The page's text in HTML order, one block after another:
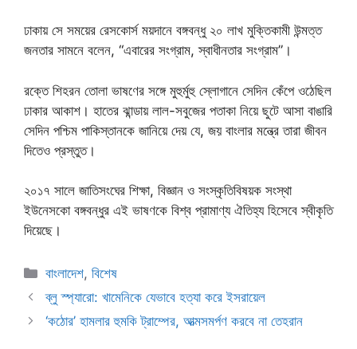
ঢাকায় সে সময়ের রেসকোর্স ময়দানে বঙ্গবন্ধু ২০ লাখ মুক্তিকামী উন্মত্ত
জনতার সামনে বলেন, “এবারের সংগ্রাম, স্বাধীনতার সংগ্রাম”।
রক্তে শিহরন তোলা ভাষণের সঙ্গে মুহুর্মুহু স্লোগানে সেদিন কেঁপে ওঠেছিল
ঢাকার আকাশ। হাতের ঝান্ডায় লাল-সবুজের পতাকা নিয়ে ছুটে আসা বাঙারি
সেদিন পশ্চিম পাকিস্তানকে জানিয়ে দেয় যে, জয় বাংলার মন্ত্রে তারা জীবন
দিতেও প্রস্তুত।
২০১৭ সালে জাতিসংঘের শিক্ষা, বিজ্ঞান ও সংস্কৃতিবিষয়ক সংস্থা
ইউনেসকো বঙ্গবন্ধুর এই ভাষণকে বিশ্ব প্রামাণ্য ঐতিহ্য হিসেবে স্বীকৃতি
দিয়েছে।
Categories
বাংলাদেশ,বিশেষ
ব্লু স্প্যারো: খামেনিকে যেভাবে হত্যা করে ইসরায়েল
‘কঠোর’ হামলার হুমকি ট্রাম্পের, আত্মসমর্পণ করবে না তেহরান